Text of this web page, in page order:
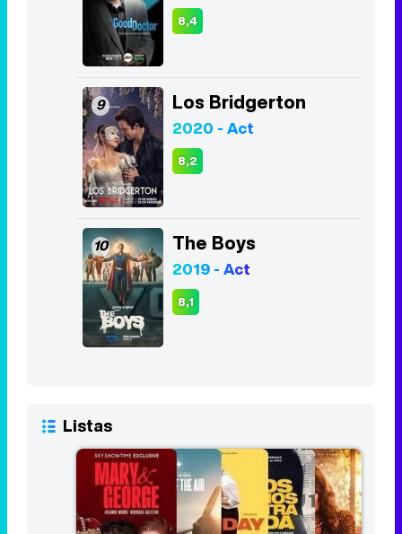
8,4
9 Los Bridgerton
2020 - Act
8,2
10 The Boys
2019 - Act
8,1
Listas